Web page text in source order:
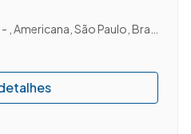
Americana São Paulo Brasil